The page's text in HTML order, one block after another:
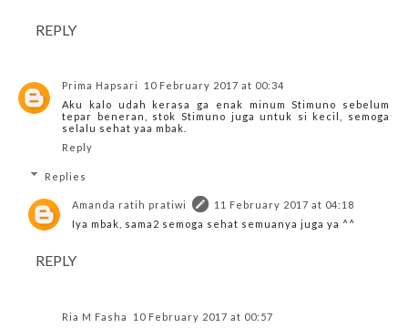
REPLY
Prima Hapsari
10 February 2017 at 00:34
Aku kalo udah kerasa ga enak minum Stimuno sebelum
tepar beneran, stok Stimuno juga untuk si kecil, semoga
selalu sehat yaa mbak.
Reply
Replies
Amanda ratih pratiwi
11 February 2017 at 04:18
Iya mbak, sama2 semoga sehat semuanya juga ya ^^
REPLY
Ria M Fasha
10 February 2017 at 00:57